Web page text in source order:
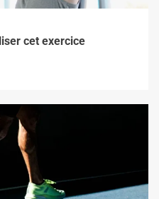
cet exercice